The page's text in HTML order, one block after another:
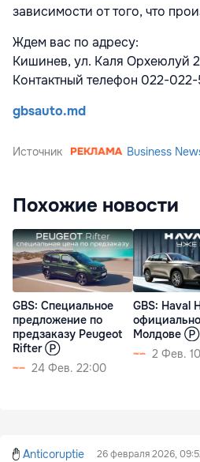
зависимости от того, что
Ждем вас по адресу:
Кишинев, ул. Каля Орхеюлуй
Контактный телефон 022-
gbsauto.md
Источник Business
Похожие новости
GBS: Специальное
предложение по
предзаказу Peugeot
Rifter Ⓟ
24 Фев. 22:00
GBS: Haval
Молдове Ⓟ
2 Фев.
Anticoruptie 26 февраля 2026,